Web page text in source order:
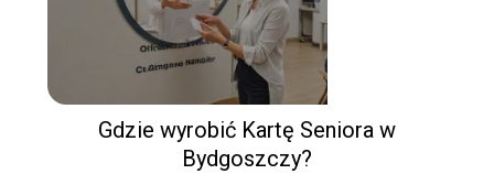
Gdzie wyrobić Kartę Seniora w
Bydgoszczy?